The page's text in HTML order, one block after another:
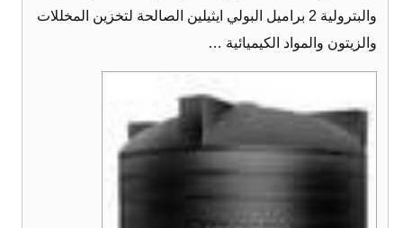
والبترولية 2 براميل البولي ايثيلين الصالحة لتخزين المخللات
والزيتون والمواد الكيميائية …